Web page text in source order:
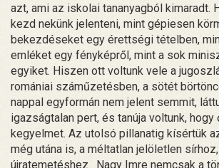
azt, ami az iskolai tananyagból kimaradt.
kezd nekünk jelenteni, mint gépiesen
bekezdéseket egy érettségi tételben,
emléket egy fényképről, mint a sok
egyiket. Hiszen ott voltunk vele a
romániai száműzetésben, a sötét
nappal egyformán nem jelent semmit,
igazságtalan pert, és tanúja voltunk, hogy
kegyelmet. Az utolsó pillanatig kísértük
még utána is, a méltatlan jelöletlen
újratemetéshez. Nagy Imre nemcsak a